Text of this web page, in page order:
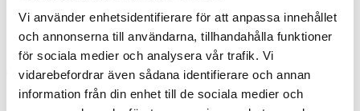
Vi använder enhetsidentifierare för att anpassa innehållet
och annonserna till användarna, tillhandahålla funktioner
för sociala medier och analysera vår trafik. Vi
vidarebefordrar även sådana identifierare och annan
information från din enhet till de sociala medier och
Varmt välkomna önskar vi påHuman Capital!
Talare